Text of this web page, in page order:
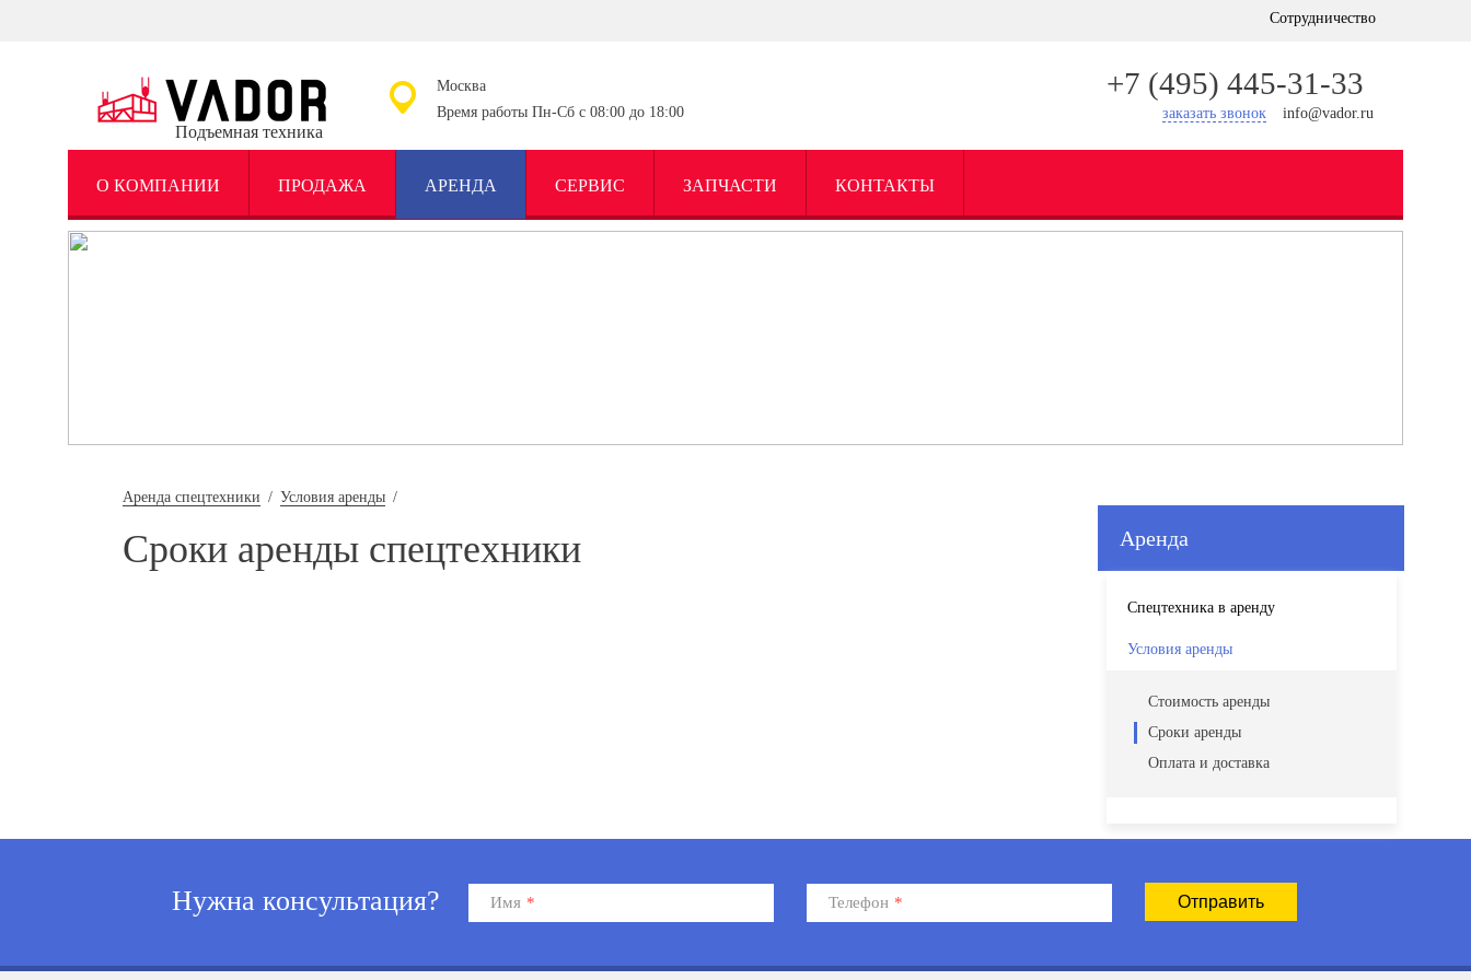
Сотрудничество
Подъемная техника
Москва
Время работы Пн-Сб с 08:00 до 18:00
+7 (495) 445-31-33
заказать звонок info@vador.ru
О КОМПАНИИ ПРОДАЖА АРЕНДА СЕРВИС ЗАПЧАСТИ КОНТАКТЫ
Аренда спецтехники / Условия аренды /
Сроки аренды спецтехники Аренда
Спецтехника в аренду
Условия аренды
Стоимость аренды
Сроки аренды
Оплата и доставка
Нужна консультация? Имя * Телефон *